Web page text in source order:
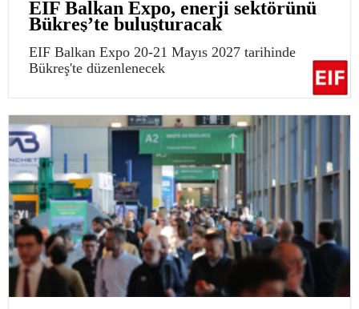
EIF Balkan Expo, enerji sektörünü
Bükreş’te buluşturacak
EIF Balkan Expo 20-21 Mayıs 2027 tarihinde
Bükreş'te düzenlenecek